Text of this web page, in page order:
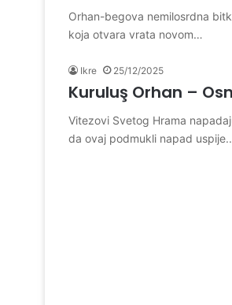
Orhan-begova nemilosrdna
koja otvara vrata novom…
Ikre 25/12/2025
Kuruluş Orhan –
Vitezovi Svetog Hrama
da ovaj podmukli napad